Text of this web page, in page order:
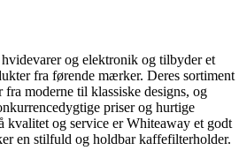
og elektronik og tilbyder et
fra førende mærker. Deres sortiment
moderne til klassiske designs, og
priser og hurtige
kvalitet og service er Whiteaway et godt
en stilfuld og holdbar kaffefilterholder.